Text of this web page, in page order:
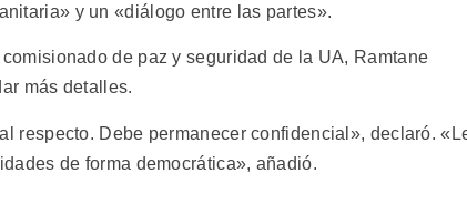
y un «diálogo entre las partes».
de paz y seguridad de la UA, Ramtane
más detalles.
respecto. Debe permanecer confidencial», declaró.
de forma democrática», añadió.